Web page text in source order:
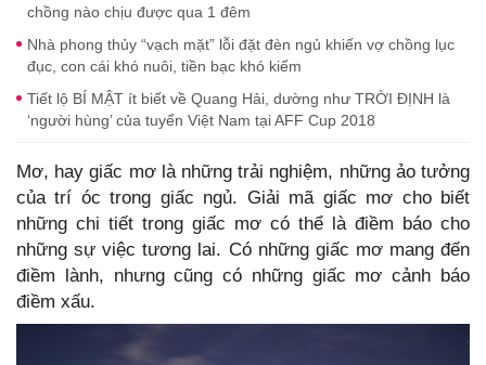
chồng nào chịu được qua 1 đêm
Nhà phong thủy “vạch mặt” lỗi đặt đèn ngủ khiến vợ chồng lục
đục, con cái khó nuôi, tiền bạc khó kiếm
Tiết lộ BÍ MẬT ít biết về Quang Hải, dường như TRỜI ĐỊNH là
‘người hùng’ của tuyển Việt Nam tại AFF Cup 2018
Mơ, hay giấc mơ là những trải nghiệm, những ảo tưởng
của trí óc trong giấc ngủ. Giải mã giấc mơ cho biết
những chi tiết trong giấc mơ có thể là điềm báo cho
những sự việc tương lai. Có những giấc mơ mang đến
điềm lành, nhưng cũng có những giấc mơ cảnh báo
điềm xấu.